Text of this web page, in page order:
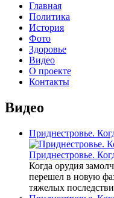
Главная
Политика
История
Фото
Здоровье
Видео
О проекте
Контакты
Видео
Приднестровье.
Приднестровье.
Когда орудия
перешел в новую
тяжелых